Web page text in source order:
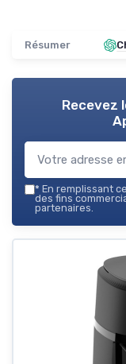
Résumer
Recevez
* En remplissant
des fins
partenaires.